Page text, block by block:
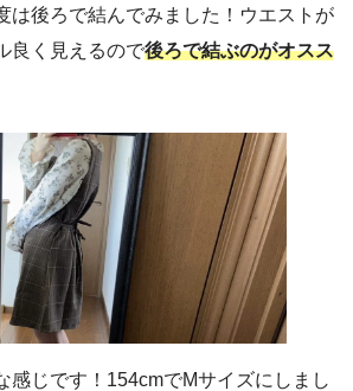
は後ろで結んでみました！ウエストが
良く見えるので後ろで結ぶのがオスス
感じです！154cmでMサイズにしまし